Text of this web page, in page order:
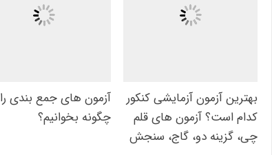
بهترین آزمون آزمایشی کنکور
کدام است؟ آزمون های قلم
چی، گزینه دو، گاج، سنجش
آزمون های جمع بندی را
چگونه بخوانیم؟